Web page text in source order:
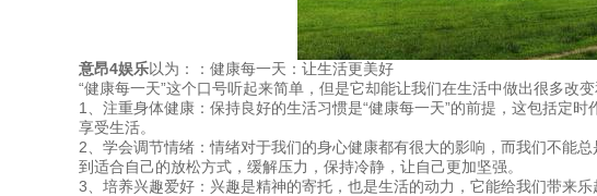
意昂4娱乐以为：：健康每一天：让生活更美好
“健康每一天”这个口号听起来简单，但是它却能让我们在生活中做出很多改变
1、注重身体健康：保持良好的生活习惯是“健康每一天”的前提，这包括定时
享受生活。
2、学会调节情绪：情绪对于我们的身心健康都有很大的影响，而我们不能
到适合自己的放松方式，缓解压力，保持冷静，让自己更加坚强。
3、培养兴趣爱好：兴趣是精神的寄托，也是生活的动力，它能给我们带来乐